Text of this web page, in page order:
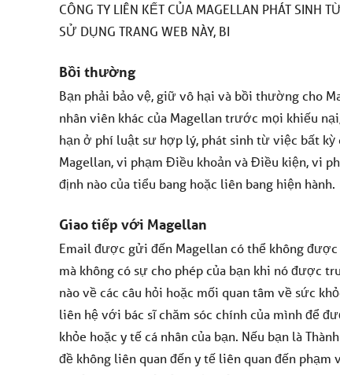
CÔNG TY LIÊN KẾT CỦA MAGELLAN PHÁT
SỬ DỤNG TRANG WEB NÀY, BI
Bồi thường
Bạn phải bảo vệ, giữ vô hại và bồi thường cho
nhân viên khác của Magellan trước mọi khiếu
hạn ở phí luật sư hợp lý, phát sinh từ việc bất kỳ
Magellan, vi phạm Điều khoản và Điều kiện, vi
định nào của tiểu bang hoặc liên bang hiện hành.
Giao tiếp với Magellan
Email được gửi đến Magellan có thể không
mà không có sự cho phép của bạn khi nó được
nào về các câu hỏi hoặc mối quan tâm về sức
liên hệ với bác sĩ chăm sóc chính của mình để
khỏe hoặc y tế cá nhân của bạn. Nếu bạn là
đề không liên quan đến y tế liên quan đến